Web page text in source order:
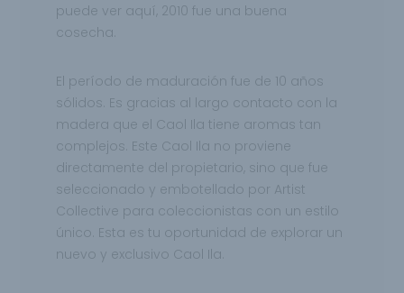
puede ver aquí, 2010 fue una buena
cosecha.
El período de maduración fue de 10 años
sólidos. Es gracias al largo contacto con la
madera que el Caol Ila tiene aromas tan
complejos. Este Caol Ila no proviene
directamente del propietario, sino que fue
seleccionado y embotellado por Artist
Collective para coleccionistas con un estilo
único. Esta es tu oportunidad de explorar un
nuevo y exclusivo Caol Ila.